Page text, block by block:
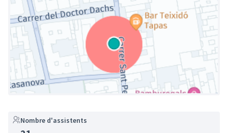
Nombre d'assistents